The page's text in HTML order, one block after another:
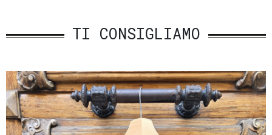
TI CONSIGLIAMO